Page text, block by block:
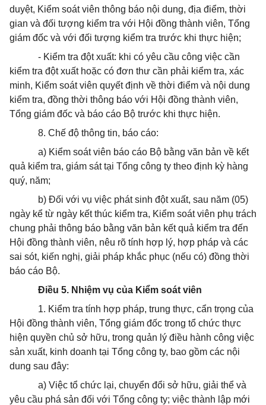
duyệt, Kiểm soát viên thông báo nội dung, địa điểm, thời
gian và đối tượng kiểm tra với Hội đồng thành viên, Tổng
giám đốc và với đối tượng kiểm tra trước khi thực hiện;
- Kiểm tra đột xuất: khi có yêu cầu công việc cần
kiểm tra đột xuất hoặc có đơn thư cần phải kiểm tra, xác
minh, Kiểm soát viên quyết định về thời điểm và nội dung
kiểm tra, đồng thời thông báo với Hội đồng thành viên,
Tổng giám đốc và báo cáo Bộ trước khi thực hiện.
8. Chế độ thông tin, báo cáo:
a) Kiểm soát viên báo cáo Bộ bằng văn bản về kết
quả kiểm tra, giám sát tại Tổng công ty theo định kỳ hàng
quý, năm;
b) Đối với vụ việc phát sinh đột xuất, sau năm (05)
ngày kể từ ngày kết thúc kiểm tra, Kiểm soát viên phụ trách
chung phải thông báo bằng văn bản kết quả kiểm tra đến
Hội đồng thành viên, nêu rõ tính hợp lý, hợp pháp và các
sai sót, kiến nghị, giải pháp khắc phục (nếu có) đồng thời
báo cáo Bộ.
Điều 5. Nhiệm vụ của Kiểm soát viên
1. Kiểm tra tính hợp pháp, trung thực, cẩn trọng của
Hội đồng thành viên, Tổng giám đốc trong tổ chức thực
hiện quyền chủ sở hữu, trong quản lý điều hành công việc
sản xuất, kinh doanh tại Tổng công ty, bao gồm các nội
dung sau đây:
a) Việc tổ chức lại, chuyển đổi sở hữu, giải thể và
yêu cầu phá sản đối với Tổng công ty; việc thành lập mới